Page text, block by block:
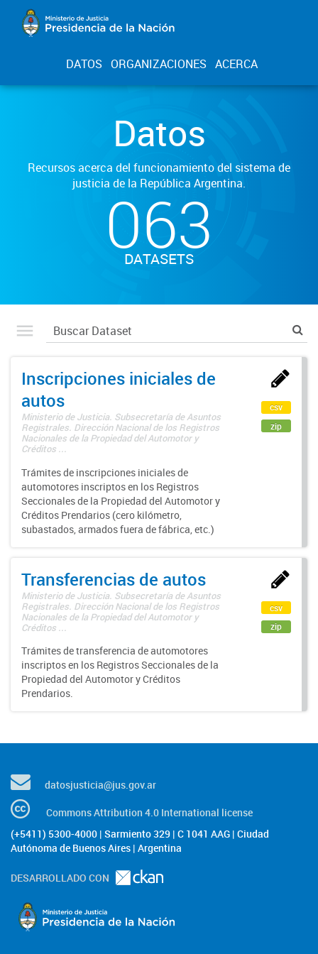
DATOS ORGANIZACIONES ACERCA
Datos
Recursos acerca del funcionamiento del sistema de
justicia de la República Argentina.
063
DATASETS
Inscripciones iniciales de
autos
Ministerio de Justicia. Subsecretaría de Asuntos
Registrales. Dirección Nacional de los Registros
Nacionales de la Propiedad del Automotor y
Créditos ...
Trámites de inscripciones iniciales de
automotores inscriptos en los Registros
Seccionales de la Propiedad del Automotor y
Créditos Prendarios (cero kilómetro,
subastados, armados fuera de fábrica, etc.)
csv
zip
Transferencias de autos
Ministerio de Justicia. Subsecretaría de Asuntos
Registrales. Dirección Nacional de los Registros
Nacionales de la Propiedad del Automotor y
Créditos ...
Trámites de transferencia de automotores
inscriptos en los Registros Seccionales de la
Propiedad del Automotor y Créditos
Prendarios.
csv
zip
datosjusticia@jus.gov.ar
Commons Attribution 4.0 International license
(+5411) 5300-4000 | Sarmiento 329 | C 1041 AAG | Ciudad
Autónoma de Buenos Aires | Argentina
DESARROLLADO CON